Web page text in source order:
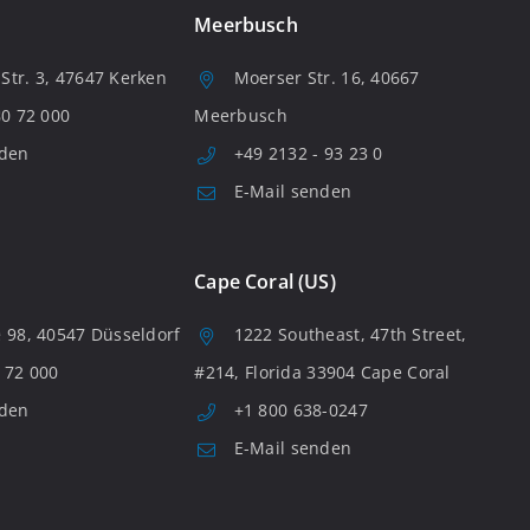
3, 47647 Kerken
72 000
Meerbusch
Moerser Str. 16, 40667
Meerbusch
+49 2132 - 93 23 0
E-Mail senden
98, 40547 Düsseldorf
000
Cape Coral (US)
1222 Southeast, 47th Street,
#214, Florida 33904 Cape Coral
+1 800 638-0247
E-Mail senden